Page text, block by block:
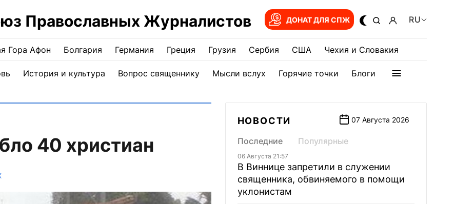
Православных Журналистов ДОНАТ ДЛЯ СПЖ RU
Гора Афон Болгария Германия Греция Грузия Сербия США Чехия и Словакия
История и культура Вопрос священнику Мысли вслух Горячие точки Блоги
40 христиан
НОВОСТИ 07 Августа 2026
Последние Популярные
06 Августа 21:57
В Виннице запретили в служении
священника, обвиняемого в помощи
уклонистам